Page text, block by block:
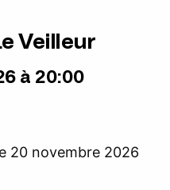
Veilleur
à 20:00
20 novembre 2026